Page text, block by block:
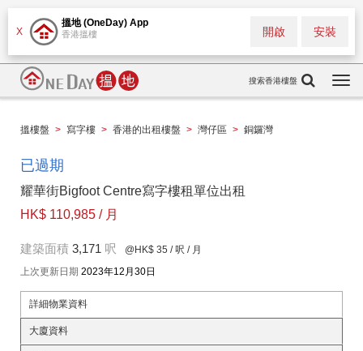
X
搵地 (OneDay) App
香港搵樓 安裝
開啟
搜索香港樓盤
搵樓盤 > 寫字樓 > 香港的出租樓盤 > 灣仔區 > 銅鑼灣
已過期
耀華街Bigfoot Centre寫字樓租單位出租
HK$ 110,985 / 月
建築面積 3,171 呎 @HK$ 35 / 呎 / 月
上次更新日期 2023年12月30日
詳細物業資料
大廈資料